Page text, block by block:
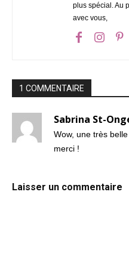
plus spécial. Au
avec vous,
1 COMMENTAIRE
Sabrina St-
Wow, une très
merci !
Laisser un commentaire